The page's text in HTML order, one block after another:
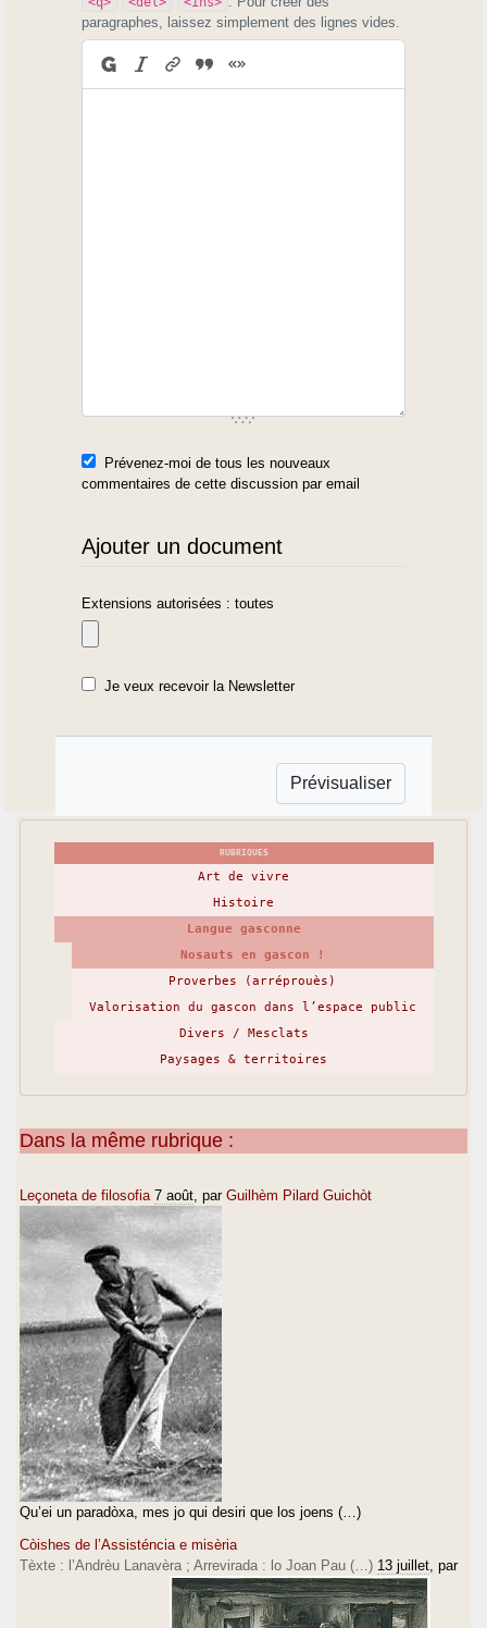
paragraphes, laissez simplement des lignes vides.
Prévenez-moi de tous les nouveaux
commentaires de cette discussion par email
Ajouter un document
Extensions autorisées : toutes
Je veux recevoir la Newsletter
RUBRIQUES
Art de vivre
Histoire
Langue gasconne
Nosauts en gascon !
Proverbes (arréprouès)
Valorisation du gascon dans l’espace public
Divers / Mesclats
Paysages & territoires
Dans la même rubrique :
Leçoneta de filosofia 7 août , par Guilhèm Pilard Guichòt
Qu’ei un paradòxa, mes jo qui desiri que los joens (…)
Còishes de l’Assisténcia e misèria
Tèxte : l’Andrèu Lanavèra ; Arrevirada : lo Joan Pau (…) 13 juillet , par